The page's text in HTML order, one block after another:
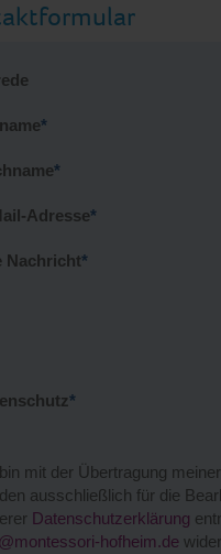
*
*
Adresse*
Nachricht*
*
mit der Übertragung
ausschließlich für die
Datenschutzerklärung
hofheim.de